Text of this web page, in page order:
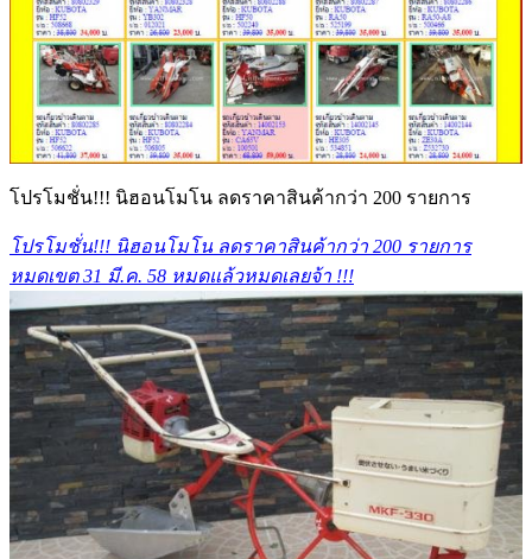
โปรโมชั่น!!! นิฮอนโมโน ลดราคาสินค้ากว่า 200 รายการ
โปรโมชั่น!!! นิฮอนโมโน ลดราคาสินค้ากว่า 200 รายการ
หมดเขต 31 มี.ค. 58 หมดแล้วหมดเลยจ้า !!!